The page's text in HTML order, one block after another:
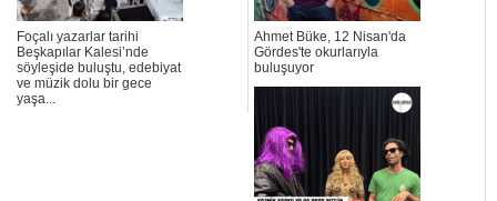
Foçalı yazarlar tarihi
Beşkapılar Kalesi’nde
söyleşide buluştu, edebiyat
ve müzik dolu bir gece
yaşa...
Ahmet Büke, 12 Nisan'da
Gördes'te okurlarıyla
buluşuyor